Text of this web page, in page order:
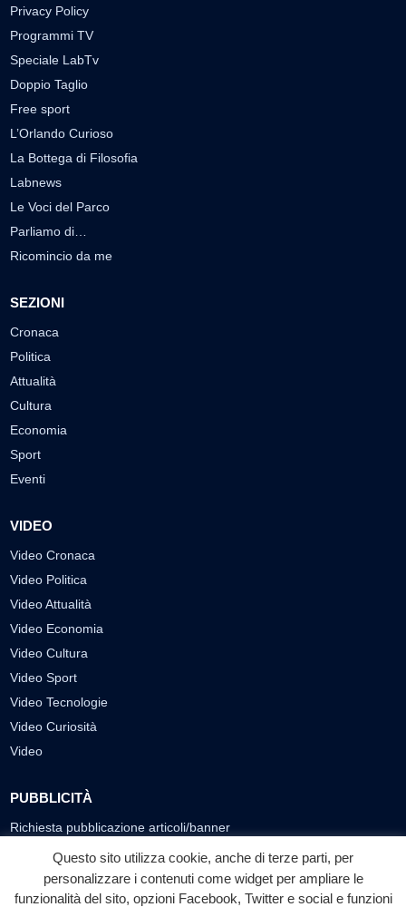
Privacy Policy
Programmi TV
Speciale LabTv
Doppio Taglio
Free sport
L’Orlando Curioso
La Bottega di Filosofia
Labnews
Le Voci del Parco
Parliamo di…
Ricomincio da me
SEZIONI
Cronaca
Politica
Attualità
Cultura
Economia
Sport
Eventi
VIDEO
Video Cronaca
Video Politica
Video Attualità
Video Economia
Video Cultura
Video Sport
Video Tecnologie
Video Curiosità
Video
PUBBLICITÀ
Richiesta pubblicazione articoli/banner
SEGUICI SUI SOCIAL
Questo sito utilizza cookie, anche di terze parti, per
personalizzare i contenuti come widget per ampliare le
funzionalità del sito, opzioni Facebook, Twitter e social e funzioni